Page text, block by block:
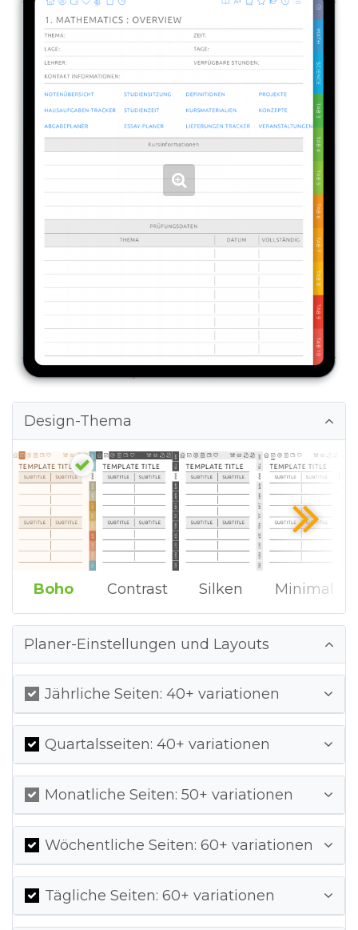
Design-Thema
Boho Contrast Silken Minimal
Planer-Einstellungen und Layouts
Jährliche Seiten: 40+ variationen
Quartalsseiten: 40+ variationen
Monatliche Seiten: 50+ variationen
Wöchentliche Seiten: 60+ variationen
Tägliche Seiten: 60+ variationen